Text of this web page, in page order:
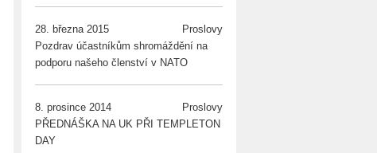
28. března 2015
Proslovy
Pozdrav účastníkům shromáždění na
podporu našeho členství v NATO
8. prosince 2014
Proslovy
PŘEDNÁŠKA NA UK PŘI TEMPLETON
DAY